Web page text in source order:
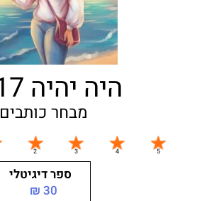
היה יהיה 2017
מבחר כותבים
ספר דיגיטלי
30 ₪